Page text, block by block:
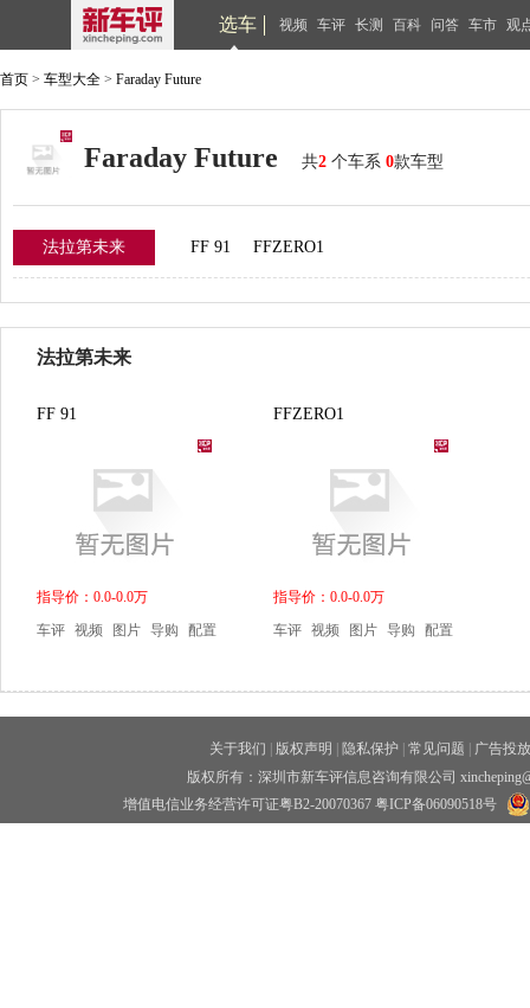
选车 视频 车评 长测 百科 问答 车市 观
首页 > 车型大全 > Faraday Future
Faraday Future 共2 个车系 0款车型
法拉第未来 FF 91 FFZERO1
法拉第未来
FF 91
指导价：0.0-0.0万
车评 视频 图片 导购 配置
FFZERO1
指导价：0.0-0.0万
车评 视频 图片 导购 配置
关于我们 版权声明 隐私保护 常见问题
广告投放
版权所有：深圳市新车评信息咨询有限公司
增值电信业务经营许可证粤B2-20070367 粤ICP备06090518号